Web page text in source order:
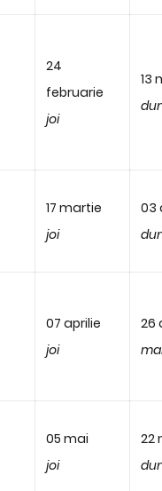
24
februarie
joi
13
17 martie
joi
03
07 aprilie
joi
26
05 mai
joi
22